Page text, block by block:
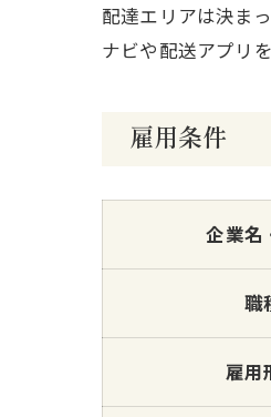
配達エリアは決ま
ナビや配送アプリ
雇用条件
企業名
職
雇用